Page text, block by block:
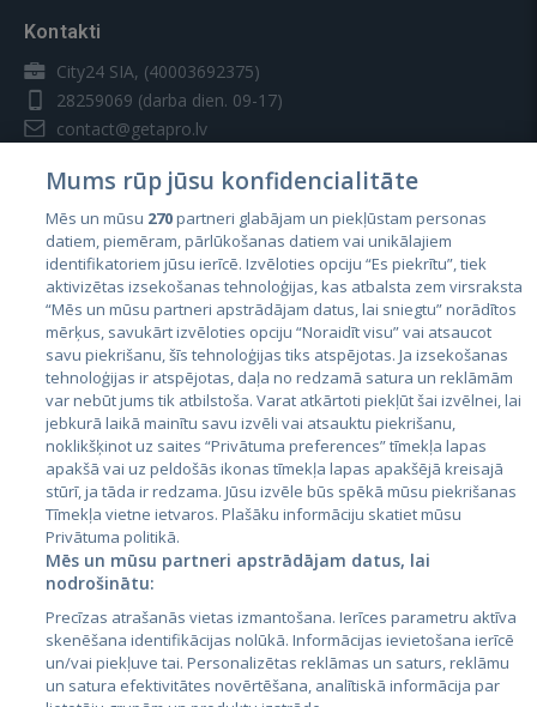
Kontakti
City24 SIA, (40003692375)
28259069 (darba dien. 09-17)
contact@getapro.lv
Valstis
Igaunija
Latvija
Lietuva
City24.lv
City24.ee
GetaPro.lv
GetaPro.ee
CVbankas.lt
Kainos.lt
Paslaugos.lt
auto24.ee
Mums rūp jūsu konfidencialitāte
Mēs un mūsu 270partneri glabājam un piekļūstam personas
datiem, piemēram, pārlūkošanas datiem vai unikālajiem
identifikatoriem jūsu ierīcē. Izvēloties opciju “Es piekrītu”, tiek
aktivizētas izsekošanas tehnoloģijas, kas atbalsta zem virsraksta
“Mēs un mūsu partneri apstrādājam datus, lai sniegtu” norādītos
mērķus, savukārt izvēloties opciju “Noraidīt visu” vai atsaucot
savu piekrišanu, šīs tehnoloģijas tiks atspējotas. Ja izsekošanas
tehnoloģijas ir atspējotas, daļa no redzamā satura un reklāmām
var nebūt jums tik atbilstoša. Varat atkārtoti piekļūt šai izvēlnei, lai
jebkurā laikā mainītu savu izvēli vai atsauktu piekrišanu,
noklikšķinot uz saites “Privātuma preferences” tīmekļa lapas
apakšā vai uz peldošās ikonas tīmekļa lapas apakšējā kreisajā
stūrī, ja tāda ir redzama. Jūsu izvēle būs spēkā mūsu piekrišanas
Tīmekļa vietne ietvaros. Plašāku informāciju skatiet mūsu
Privātuma politikā.
Mēs un mūsu partneri apstrādājam datus, lai
nodrošinātu:
Precīzas atrašanās vietas izmantošana. Ierīces parametru aktīva
skenēšana identifikācijas nolūkā. Informācijas ievietošana ierīcē
un/vai piekļuve tai. Personalizētas reklāmas un saturs, reklāmu
un satura efektivitātes novērtēšana, analītiskā informācija par